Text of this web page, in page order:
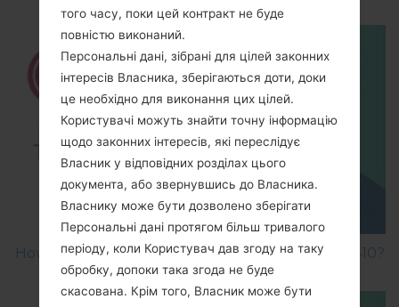
How to Factory Reset through menu on LG GB410?
того часу, поки цей контракт не буде
повністю виконаний.
Персональні дані, зібрані для цілей законних
інтересів Власника, зберігаються доти, доки
це необхідно для виконання цих цілей.
Користувачі можуть знайти точну інформацію
щодо законних інтересів, які переслідує
Власник у відповідних розділах цього
документа, або звернувшись до Власника.
Власнику може бути дозволено зберігати
Персональні дані протягом більш тривалого
періоду, коли Користувач дав згоду на таку
обробку, допоки така згода не буде
скасована. Крім того, Власник може бути